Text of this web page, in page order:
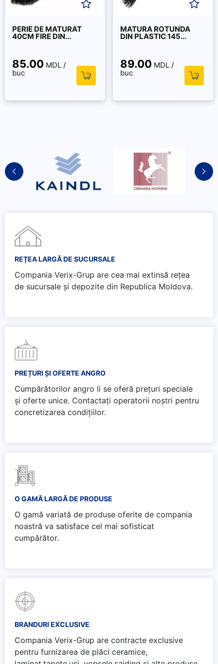
PERIE DE MATURAT
40CM FIRE DIN...
85.00 MDL /
buc
MATURA ROTUNDA
DIN PLASTIC 145...
89.00 MDL /
buc
REȚEA LARGĂ DE SUCURSALE
Compania Verix-Grup are cea mai extinsă rețea
de sucursale și depozite din Republica Moldova.
PREȚURI ȘI OFERTE ANGRO
Cumpărătorilor angro li se oferă prețuri speciale
și oferte unice. Contactați operatorii noștri pentru
concretizarea condițiilor.
O GAMĂ LARGĂ DE PRODUSE
O gamă variată de produse oferite de compania
noastră va satisface cel mai sofisticat
cumpărător.
BRANDURI EXCLUSIVE
Compania Verix-Grup are contracte exclusive
pentru furnizarea de plăci ceramice,